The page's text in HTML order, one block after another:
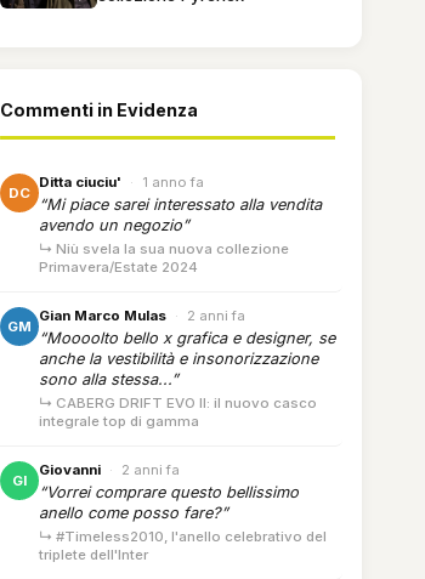
Commenti in Evidenza
DC
Ditta ciuciu' · 1 anno fa
“Mi piace sarei interessato alla vendita
avendo un negozio”
↳ Niù svela la sua nuova collezione
Primavera/Estate 2024
GM
Gian Marco Mulas · 2 anni fa
“Moooolto bello x grafica e designer, se
anche la vestibilità e insonorizzazione
sono alla stessa...”
↳ CABERG DRIFT EVO II: il nuovo casco
integrale top di gamma
GI
Giovanni · 2 anni fa
“Vorrei comprare questo bellissimo
anello come posso fare?”
↳ #Timeless2010, l'anello celebrativo del
triplete dell'Inter